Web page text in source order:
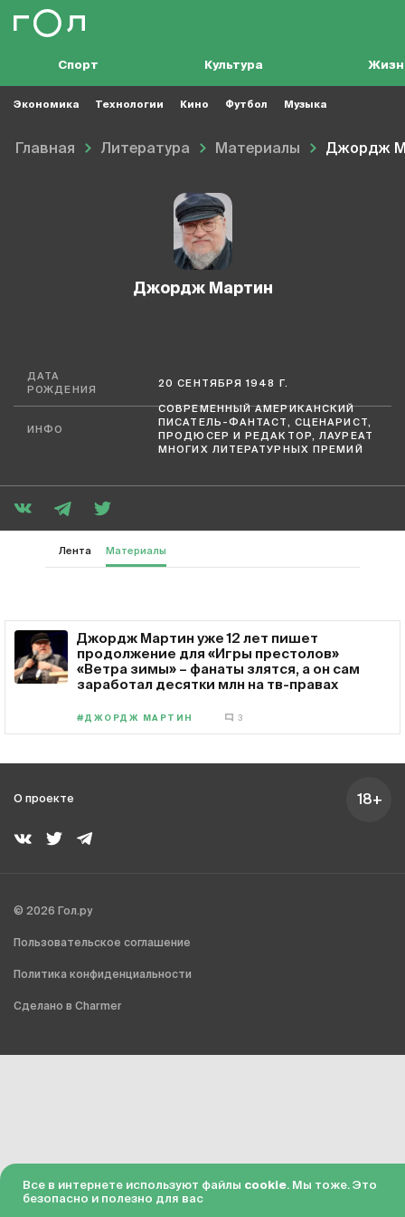
Спорт Культура
Экономика Технологии Кино Футбол Музыка
Главная Литература Материалы Джордж
Джордж Мартин
ДАТА
РОЖДЕНИЯ
20 СЕНТЯБРЯ 1948 Г.
ИНФО
СОВРЕМЕННЫЙ АМЕРИКАНСКИЙ
ПИСАТЕЛЬ-ФАНТАСТ, СЦЕНАРИСТ,
ПРОДЮСЕР И РЕДАКТОР, ЛАУРЕАТ
МНОГИХ ЛИТЕРАТУРНЫХ ПРЕМИЙ
Лента Материалы
Джордж Мартин уже 12 лет пишет
продолжение для «Игры престолов»
«Ветра зимы» – фанаты злятся, а он сам
заработал десятки млн на тв-правах
#ДЖОРДЖ МАРТИН 3
О проекте 18+
© 2026 Гол.ру
Пользовательское соглашение
Политика конфиденциальности
Сделано в Charmer
Все в интернете используют файлы cookie. Мы тоже. Это
безопасно и полезно для вас